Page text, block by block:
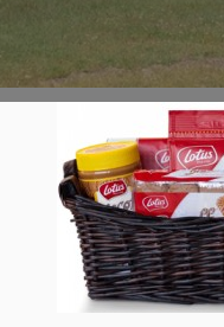
construction qu’elle soit
une maison plus